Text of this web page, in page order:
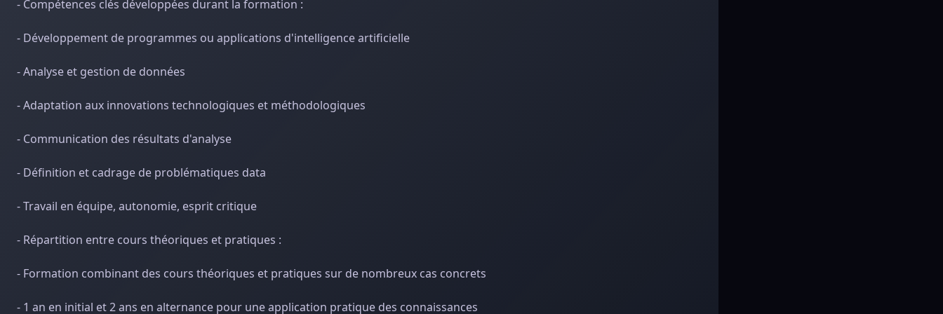
- Compétences clés développées durant la formation :
- Développement de programmes ou applications d'intelligence artificielle
- Analyse et gestion de données
- Adaptation aux innovations technologiques et méthodologiques
- Communication des résultats d'analyse
- Définition et cadrage de problématiques data
- Travail en équipe, autonomie, esprit critique
- Répartition entre cours théoriques et pratiques :
- Formation combinant des cours théoriques et pratiques sur de nombreux cas concrets
- 1 an en initial et 2 ans en alternance pour une application pratique des connaissances